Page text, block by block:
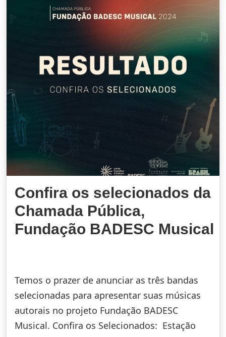
Confira os selecionados da
Chamada Pública,
Fundação BADESC Musical
Temos o prazer de anunciar as três bandas
selecionadas para apresentar suas músicas
autorais no projeto Fundação BADESC
Musical. Confira os Selecionados: Estação